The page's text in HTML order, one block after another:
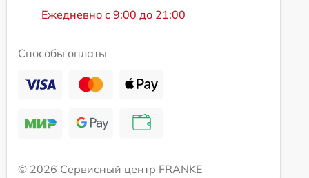
Ежедневно с 9:00 до 21:00
Способы оплаты
© 2026 Сервисный центр FRANKE